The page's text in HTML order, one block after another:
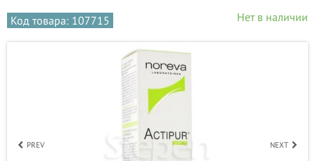
Код товара: 107715 Нет в наличии
PREV NEXT